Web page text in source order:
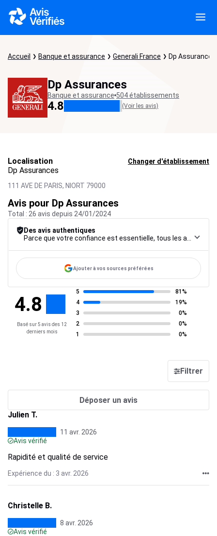
Accueil Banque et assurance Generali France Dp Assurances
Dp Assurances
Banque et assurance 504 établissements
4.8 (Voir les avis)
Localisation Changer d'établissement
Dp Assurances
111 AVE DE PARIS, NIORT 79000
Avis pour Dp Assurances
Total : 26 avis depuis 24/01/2024
Des avis authentiques
Ajouter à vos sources préférées
4.8
Basé sur 5 avis des 12
derniers mois
5
81%
4
19%
3
0%
2
0%
1
0%
Filtrer
Déposer un avis
Julien T.
11 avr. 2026
Avis vérifié
Rapidité et qualité de service
Expérience du : 3 avr. 2026
Christelle B.
8 avr. 2026
Avis vérifié